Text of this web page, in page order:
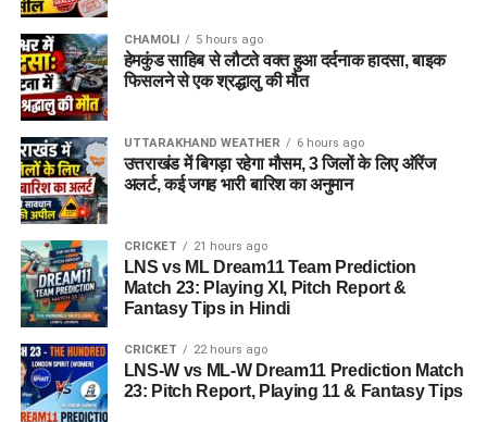
CHAMOLI 5 hours ago
हेमकुंड साहिब से लौटते वक्त हुआ दर्दनाक हादसा, बाइक
फिसलने से एक श्रद्धालु की मौत
UTTARAKHAND WEATHER 6 hours ago
उत्तराखंड में बिगड़ा रहेगा मौसम, 3 जिलों के लिए ऑरेंज
अलर्ट, कई जगह भारी बारिश का अनुमान
CRICKET 21 hours ago
LNS vs ML Dream11 Team Prediction
Match 23: Playing XI, Pitch Report &
Fantasy Tips in Hindi
CRICKET 22 hours ago
LNS-W vs ML-W Dream11 Prediction Match
23: Pitch Report, Playing 11 & Fantasy Tips